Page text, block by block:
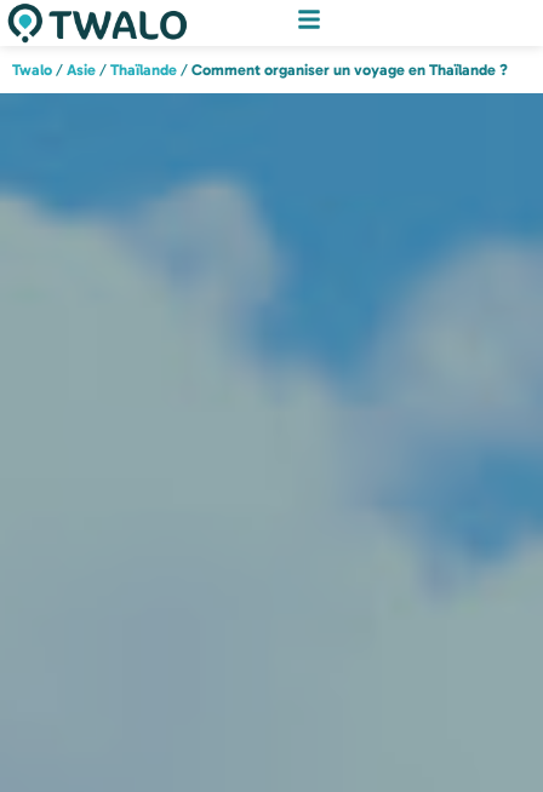
Twalo / Asie / Thaïlande / Comment organiser un voyage en Thaïlande ?